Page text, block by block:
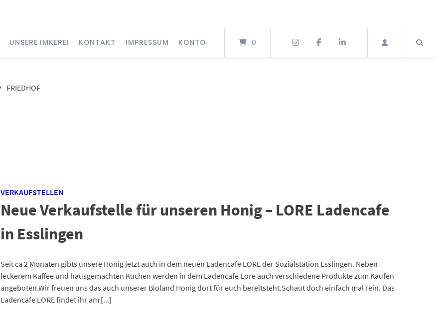
UNSERE IMKEREI KONTAKT IMPRESSUM KONTO 0
FRIEDHOF
VERKAUFSTELLEN
Neue Verkaufstelle für unseren Honig – LORE Ladencafe
in Esslingen
Seit ca 2 Monaten gibts unsere Honig jetzt auch in dem neuen Ladencafe LORE der Sozialstation Esslingen. Neben
leckerem Kaffee und hausgemachten Kuchen werden in dem Ladencafe Lore auch verschiedene Produkte zum Kaufen
angeboten.Wir freuen uns das auch unserer Bioland Honig dort für euch bereitsteht.Schaut doch einfach mal rein. Das
Ladencafe LORE findet ihr am [...]